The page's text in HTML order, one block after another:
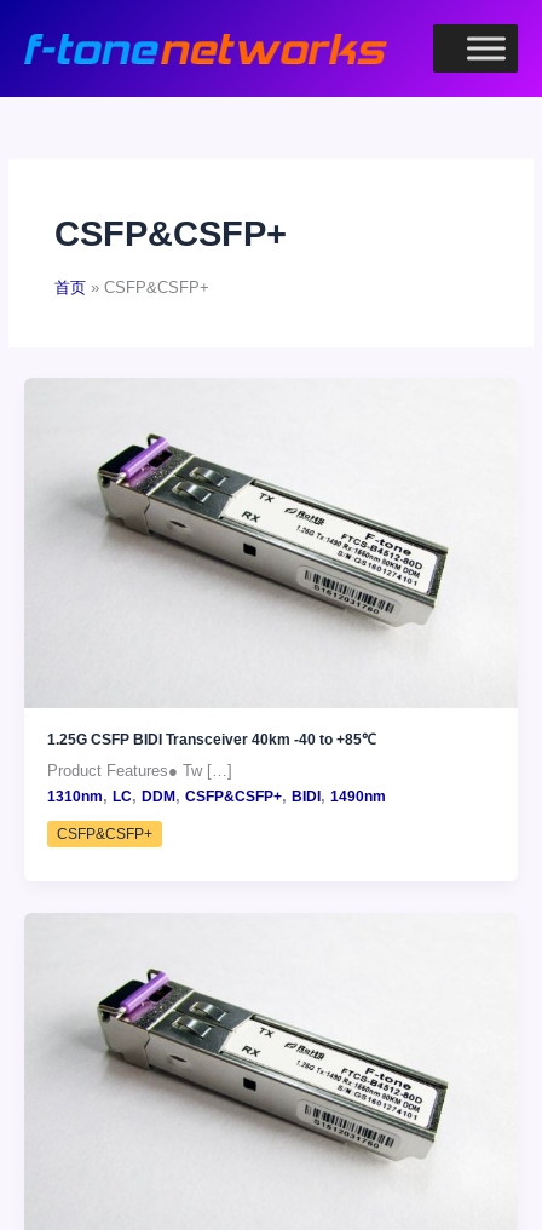
CSFP&CSFP+
首页 CSFP&CSFP+
1.25G CSFP BIDI Transceiver 40km -40 to +85℃
Product Features● Tw […]
1310nm, LC, DDM, CSFP&CSFP+, BIDI, 1490nm
CSFP&CSFP+